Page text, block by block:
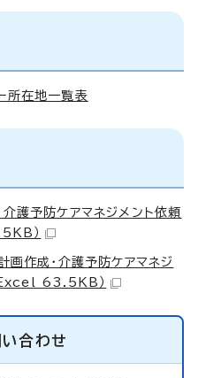
所在地一覧表
護予防ケアマネジメント依頼
）
画作成・介護予防ケアマネジ
Excel 63.5KB）
い合わせ